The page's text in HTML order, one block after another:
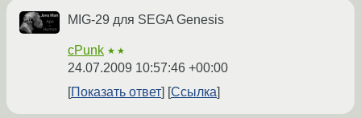
MIG-29 для SEGA Genesis
cPunk ★★
24.07.2009 10:57:46 +00:00
Показать ответ
Ссылка